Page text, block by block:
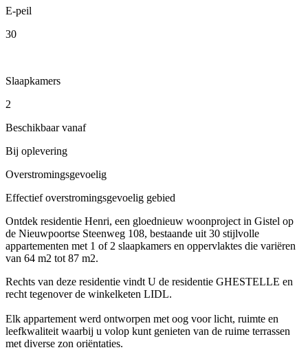
E-peil
30
Slaapkamers
2
Beschikbaar vanaf
Bij oplevering
Overstromingsgevoelig
Effectief overstromingsgevoelig gebied
Ontdek residentie Henri, een gloednieuw woonproject in Gistel op
de Nieuwpoortse Steenweg 108, bestaande uit 30 stijlvolle
appartementen met 1 of 2 slaapkamers en oppervlaktes die variëren
van 64 m2 tot 87 m2.
Rechts van deze residentie vindt U de residentie GHESTELLE en
recht tegenover de winkelketen LIDL.
Elk appartement werd ontworpen met oog voor licht, ruimte en
leefkwaliteit waarbij u volop kunt genieten van de ruime terrassen
met diverse zon oriëntaties.